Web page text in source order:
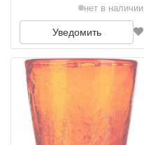
нет в наличии
Уведомить